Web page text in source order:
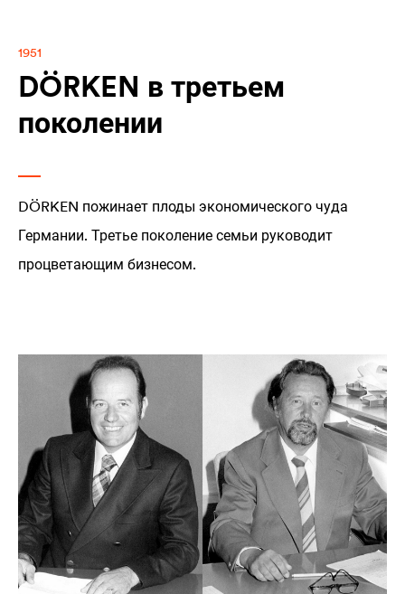
1951
DÖRKEN в третьем
поколении
DÖRKEN пожинает плоды экономического чуда
Германии. Третье поколение семьи руководит
процветающим бизнесом.